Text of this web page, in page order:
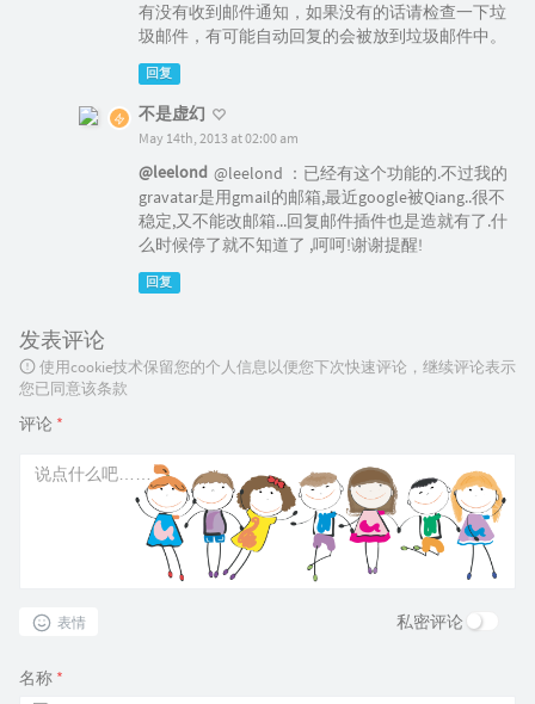
有没有收到邮件通知，如果没有的话请检查一下垃
圾邮件，有可能自动回复的会被放到垃圾邮件中。
回复
不是虚幻
May 14th, 2013 at 02:00 am
@leelond @leelond ：已经有这个功能的.不过我的
gravatar是用gmail的邮箱,最近google被Qiang..很不
稳定,又不能改邮箱...回复邮件插件也是造就有了.什
么时候停了就不知道了 ,呵呵!谢谢提醒!
回复
发表评论
使用cookie技术保留您的个人信息以便您下次快速评论，继续评论表示
您已同意该条款
评论 *
表情 私密评论
名称 *